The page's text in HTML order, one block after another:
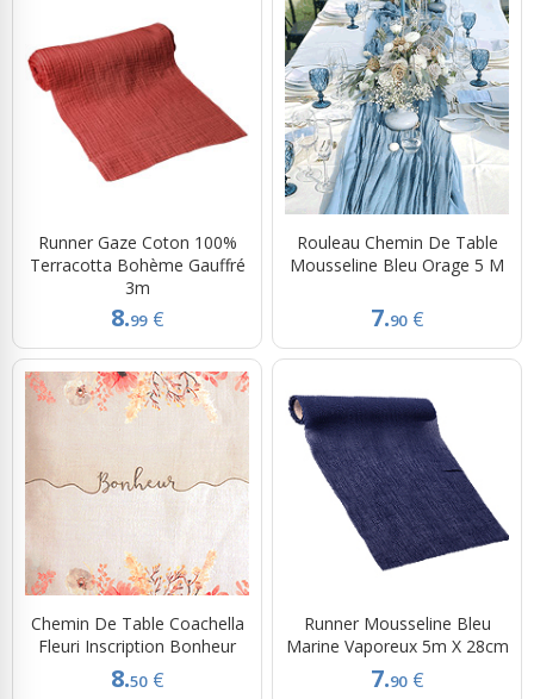
Runner Gaze Coton 100%
Terracotta Bohème Gauffré
3m
8.99 €
Rouleau Chemin De Table
Mousseline Bleu Orage 5 M
7.90 €
Chemin De Table Coachella
Fleuri Inscription Bonheur
8.50 €
Runner Mousseline Bleu
Marine Vaporeux 5m X 28cm
7.90 €